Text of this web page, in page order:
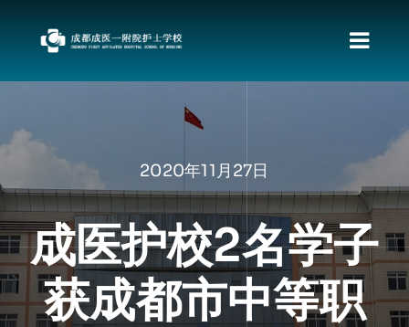
容
切
换
关于我们
职教发展政策
资料下载
责任督专区
2020年11月27日
成医护校2名学子
获成都市中等职